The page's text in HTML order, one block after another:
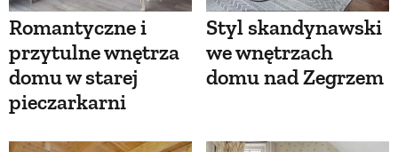
Romantyczne i
przytulne wnętrza
domu w starej
pieczarkarni
Styl skandynawski
we wnętrzach
domu nad Zegrzem